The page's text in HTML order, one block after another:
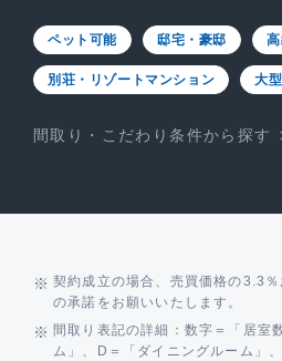
ペット可能 邸宅・豪邸
別荘・リゾートマンション 大
間取り・こだわり条件から探す
契約成立の場合、売買価格の3.3
の承諾をお願いいたします。
間取り表記の詳細：数字＝「居室
ム」、D＝「ダイニングルーム」